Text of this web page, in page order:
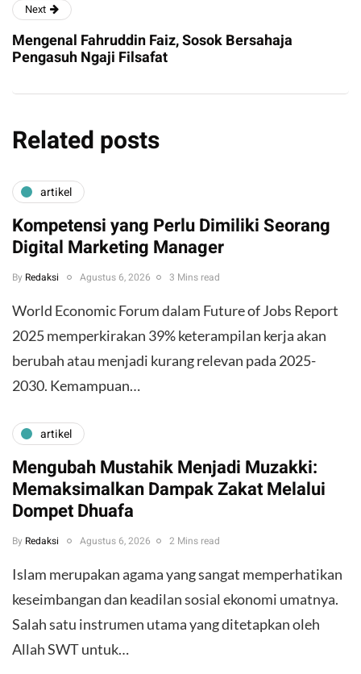
Next
Mengenal Fahruddin Faiz, Sosok Bersahaja
Pengasuh Ngaji Filsafat
Related posts
artikel
Kompetensi yang Perlu Dimiliki Seorang
Digital Marketing Manager
By Redaksi Agustus 6, 2026 3 Mins read
World Economic Forum dalam Future of Jobs Report
2025 memperkirakan 39% keterampilan kerja akan
berubah atau menjadi kurang relevan pada 2025-
2030. Kemampuan…
artikel
Mengubah Mustahik Menjadi Muzakki:
Memaksimalkan Dampak Zakat Melalui
Dompet Dhuafa
By Redaksi Agustus 6, 2026 2 Mins read
Islam merupakan agama yang sangat memperhatikan
keseimbangan dan keadilan sosial ekonomi umatnya.
Salah satu instrumen utama yang ditetapkan oleh
Allah SWT untuk…